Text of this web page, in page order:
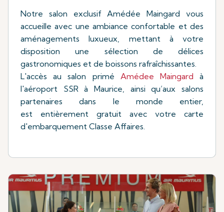
Notre salon exclusif Amédée Maingard vous
accueille avec une ambiance confortable et des
aménagements luxueux, mettant à votre
disposition une sélection de délices
gastronomiques et de boissons rafraîchissantes.
L'accès au salon primé Amédee Maingard à
l'aéroport SSR à Maurice, ainsi qu’aux salons
partenaires dans le monde entier,
est entièrement gratuit avec votre carte
d'embarquement Classe Affaires.